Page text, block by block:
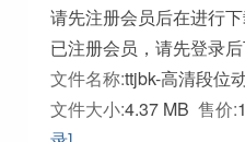
请先注册会员后在进行
已注册会员，请先登录
文件名称:ttjbk-高清段位
文件大小:4.37 MB 售价: